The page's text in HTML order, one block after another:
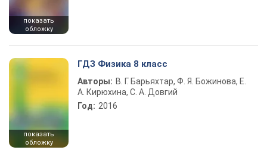
показать
обложку
показать
обложку
ГДЗ Физика 8 класс
Авторы: В. Г. Барьяхтар, Ф. Я. Божинова, Е.
А. Кирюхина, С. А. Довгий
Год: 2016